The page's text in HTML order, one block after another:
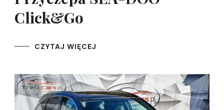
Click&Go
CZYTAJ WIĘCEJ